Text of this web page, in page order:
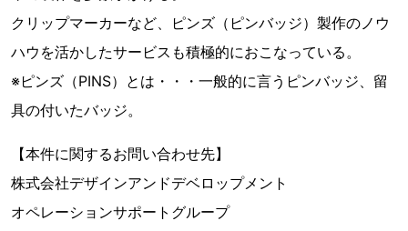
クリップマーカーなど、ピンズ（ピンバッジ）製作のノウ
ハウを活かしたサービスも積極的におこなっている。
※ピンズ（PINS）とは・・・一般的に言うピンバッジ、留
具の付いたバッジ。
【本件に関するお問い合わせ先】
株式会社デザインアンドデベロップメント
オペレーションサポートグループ